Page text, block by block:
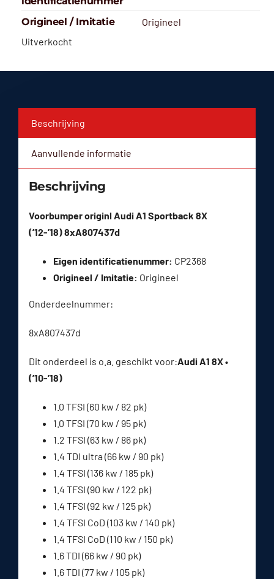
Origineel / Imitatie
Origineel
Uitverkocht
Beschrijving
Aanvullende informatie
Beschrijving
Voorbumper originl Audi A1 Sportback 8X
(’12-’18) 8xA807437d
Eigen identificatienummer: CP2368
Origineel / Imitatie: Origineel
Onderdeelnummer:
8xA807437d
Dit onderdeel is o.a. geschikt voor:Audi A1 8X •
(’10-’18)
1.0 TFSI (60 kw / 82 pk)
1.0 TFSI (70 kw / 95 pk)
1.2 TFSI (63 kw / 86 pk)
1.4 TDI ultra (66 kw / 90 pk)
1.4 TFSI (136 kw / 185 pk)
1.4 TFSI (90 kw / 122 pk)
1.4 TFSI (92 kw / 125 pk)
1.4 TFSI CoD (103 kw / 140 pk)
1.4 TFSI CoD (110 kw / 150 pk)
1.6 TDI (66 kw / 90 pk)
1.6 TDI (77 kw / 105 pk)